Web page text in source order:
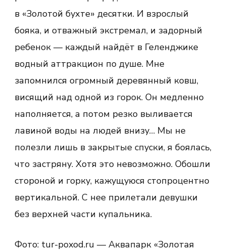
в «Золотой бухте» десятки. И взрослый
бояка, и отважный экстремал, и задорный
ребенок — каждый найдёт в Геленджике
водный аттракцион по душе. Мне
запомнился огромный деревянный ковш,
висящий над одной из горок. Он медленно
наполняется, а потом резко выливается
лавиной воды на людей внизу… Мы не
полезли лишь в закрытые спуски, я боялась,
что застряну. Хотя это невозможно. Обошли
стороной и горку, кажущуюся стопроцентно
вертикальной. С нее прилетали девушки
без верхней части купальника.
Фото: tur-poxod.ru — Аквапарк «Золотая